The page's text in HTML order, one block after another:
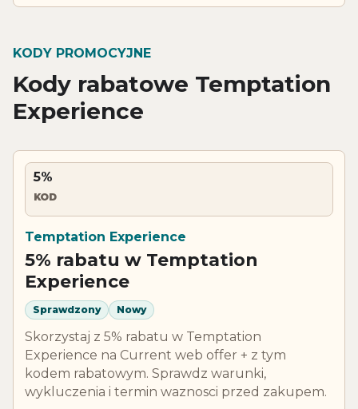
KODY PROMOCYJNE
Kody rabatowe Temptation
Experience
5%
KOD
Temptation Experience
5% rabatu w Temptation
Experience
Sprawdzony Nowy
Skorzystaj z 5% rabatu w Temptation
Experience na Current web offer + z tym
kodem rabatowym. Sprawdz warunki,
wykluczenia i termin waznosci przed zakupem.